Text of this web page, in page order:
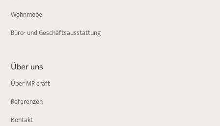
Wohnmöbel
Büro- und Geschäftsausstattung
Über uns
Über MP craft
Referenzen
Kontakt